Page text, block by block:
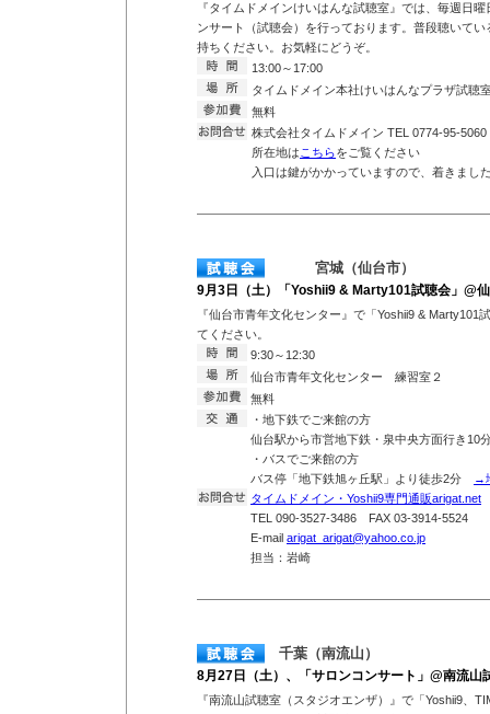
『タイムドメインけいはんな試聴室』では、毎週日
ンサート（試聴会）を行っております。普段聴いて
持ちください。お気軽にどうぞ。
13:00～17:00
タイムドメイン本社けいはんなプラザ試聴
無料
株式会社タイムドメイン TEL 0774-95-5060
所在地は こちらをご覧ください
入口は鍵がかかっていますので、着きまし
宮城（仙台市）
9月3日（土）「Yoshii9 & Marty101試聴会」@
『仙台市青年文化センター』で「Yoshii9 &
てください。
9:30～12:30
仙台市青年文化センター 練習室２
無料
・地下鉄でご来館の方
仙台駅から市営地下鉄・泉中央方面行き10
・バスでご来館の方
バス停「地下鉄旭ヶ丘駅」より徒歩2分
→
タイムドメイン・Yoshii9専門通販arigat.net
TEL 090-3527-3486 FAX 03-3914-5524
E-mail arigat_arigat@yahoo.co.jp
担当：岩崎
千葉（南流山）
8月27日（土）、「サロンコンサート」@南流山
『南流山試聴室（スタジオエンザ）』で「Yoshii9、